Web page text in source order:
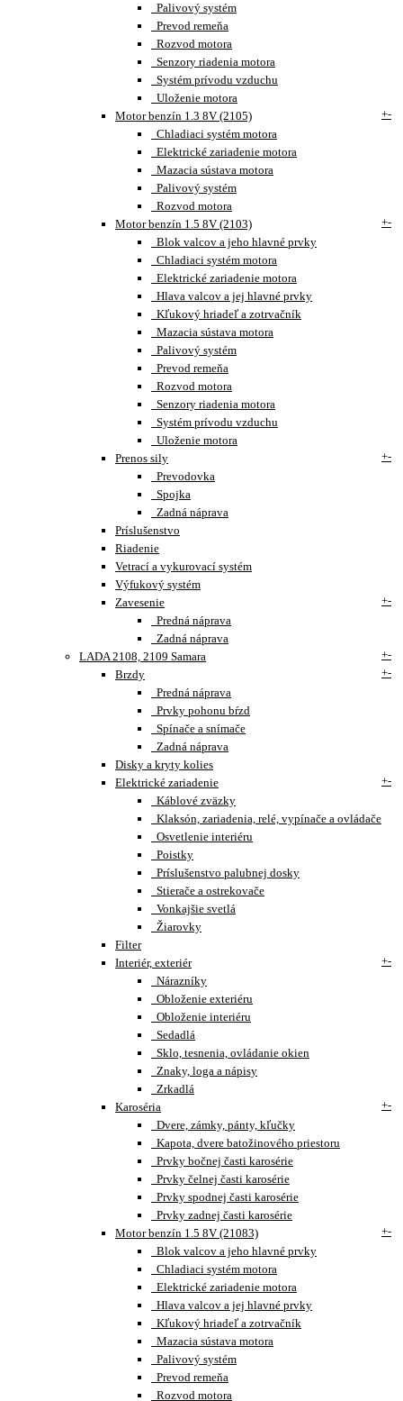
Palivový systém
Prevod remeňa
Rozvod motora
Senzory riadenia motora
Systém prívodu vzduchu
Uloženie motora
Motor benzín 1.3 8V (2105)
+-
Chladiaci systém motora
Elektrické zariadenie motora
Mazacia sústava motora
Palivový systém
Rozvod motora
Motor benzín 1.5 8V (2103)
+-
Blok valcov a jeho hlavné prvky
Chladiaci systém motora
Elektrické zariadenie motora
Hlava valcov a jej hlavné prvky
Kľukový hriadeľ a zotrvačník
Mazacia sústava motora
Palivový systém
Prevod remeňa
Rozvod motora
Senzory riadenia motora
Systém prívodu vzduchu
Uloženie motora
Prenos sily
+-
Prevodovka
Spojka
Zadná náprava
Príslušenstvo
Riadenie
Vetrací a vykurovací systém
Výfukový systém
Zavesenie
+-
Predná náprava
Zadná náprava
LADA 2108, 2109 Samara
+-
Brzdy
+-
Predná náprava
Prvky pohonu bŕzd
Spínače a snímače
Zadná náprava
Disky a kryty kolies
Elektrické zariadenie
+-
Káblové zväzky
Klaksón, zariadenia, relé, vypínače a ovládače
Osvetlenie interiéru
Poistky
Príslušenstvo palubnej dosky
Stierače a ostrekovače
Vonkajšie svetlá
Žiarovky
Filter
Interiér, exteriér
+-
Nárazníky
Obloženie exteriéru
Obloženie interiéru
Sedadlá
Sklo, tesnenia, ovládanie okien
Znaky, loga a nápisy
Zrkadlá
Karoséria
+-
Dvere, zámky, pánty, kľučky
Kapota, dvere batožinového priestoru
Prvky bočnej časti karosérie
Prvky čelnej časti karosérie
Prvky spodnej časti karosérie
Prvky zadnej časti karosérie
Motor benzín 1.5 8V (21083)
+-
Blok valcov a jeho hlavné prvky
Chladiaci systém motora
Elektrické zariadenie motora
Hlava valcov a jej hlavné prvky
Kľukový hriadeľ a zotrvačník
Mazacia sústava motora
Palivový systém
Prevod remeňa
Rozvod motora